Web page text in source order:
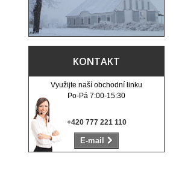
KONTAKT
Využijte naší obchodní linku
Po-Pá 7:00-15:30
+420 777 221 110
E-mail